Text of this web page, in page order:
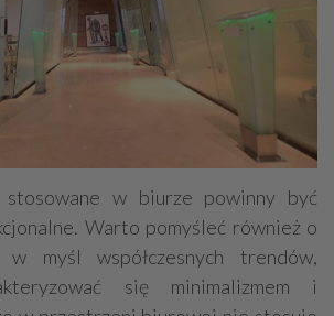
stosowane w biurze powinny być
Warto pomyśleć również o
myśl współczesnych trendów,
się minimalizmem i